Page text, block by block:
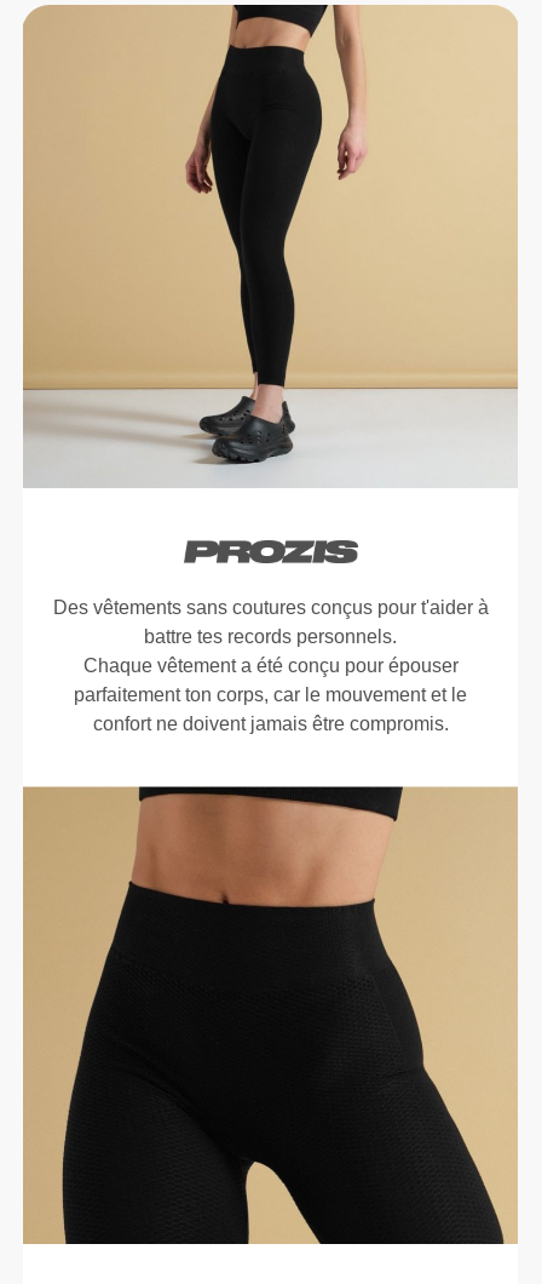
Des vêtements sans coutures conçus pour t'aider à
battre tes records personnels.
Chaque vêtement a été conçu pour épouser
parfaitement ton corps, car le mouvement et le
confort ne doivent jamais être compromis.